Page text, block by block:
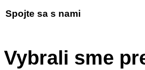
Spojte sa s nami
Vybrali sme